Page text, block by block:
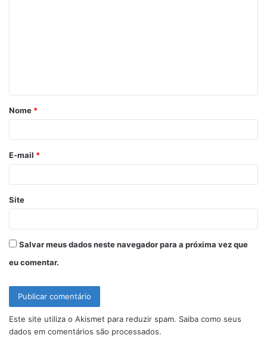
á
r
*
Nome *
E-mail *
Site
Salvar meus dados neste navegador para a próxima vez que
eu comentar.
Este site utiliza o Akismet para reduzir spam. Saiba como seus
dados em comentários são processados.